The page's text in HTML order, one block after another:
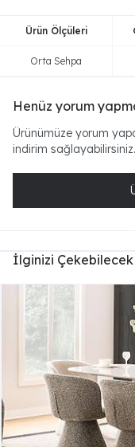
Ürün Ölçüleri
Orta Sehpa
Henüz yorum
Ürünümüze yorum
indirim sağlayabilirsiniz.
İlginizi